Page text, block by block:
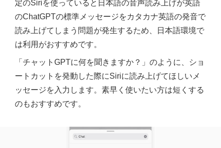
定のSiriを使っていると日本語の音声読み上げが英語
のChatGPTの標準メッセージをカタカナ英語の発音で
読み上げてしまう問題が発生するため、日本語環境で
は利用がおすすめです。
「チャットGPTに何を聞きますか？」のように、ショ
ートカットを発動した際にSiriに読み上げてほしいメ
ッセージを入力します。素早く使いたい方は短くする
のもおすすめです。